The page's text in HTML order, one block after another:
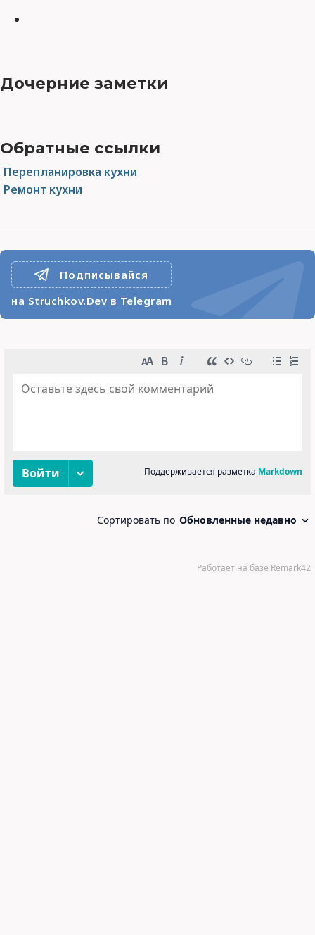
Дочерние заметки
Обратные ссылки
Перепланировка кухни
Ремонт кухни
Подписывайся
на Struchkov.Dev в Telegram